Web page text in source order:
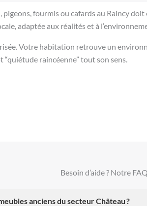
fourmis ou cafards au Raincy
adaptée aux réalités et à
Votre habitation retrouve un
“quiétude raincéenne” tout son sens.
Besoin d’aide ? Notre FAQ
anciens du secteur Château ?